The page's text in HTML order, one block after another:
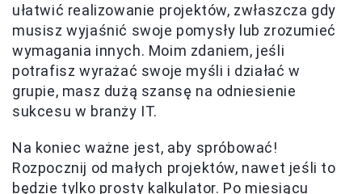
ułatwić realizowanie projektów, zwłaszcza gdy
musisz wyjaśnić swoje pomysły lub zrozumieć
wymagania innych. Moim zdaniem, jeśli
potrafisz wyrażać swoje myśli i działać w
grupie, masz dużą szansę na odniesienie
sukcesu w branży IT.
Na koniec ważne jest, aby spróbować!
Rozpocznij od małych projektów, nawet jeśli to
będzie tylko prosty kalkulator. Po miesiącu